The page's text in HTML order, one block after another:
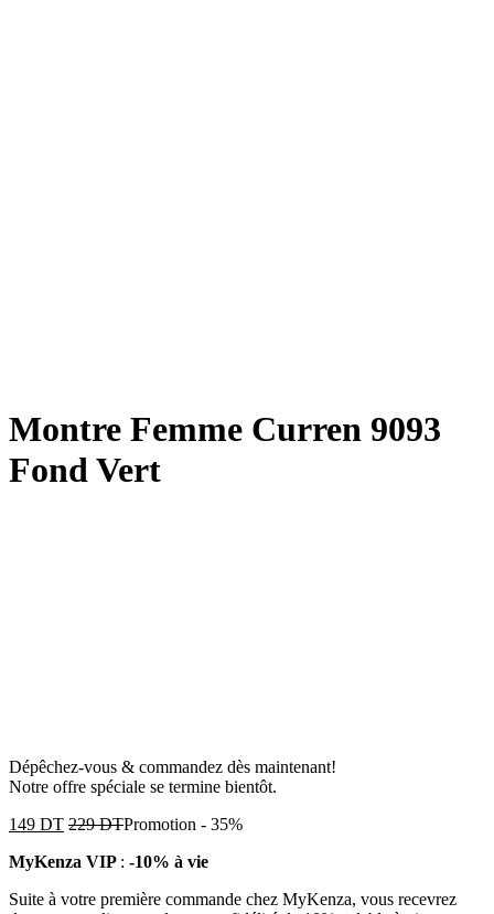
Montre Femme Curren 9093
Fond Vert
Dépêchez-vous & commandez dès maintenant!
Notre offre spéciale se termine bientôt.
149 DT 229DTPromotion - 35%
MyKenza VIP : -10% à vie
Suite à votre première commande chez MyKenza, vous recevrez